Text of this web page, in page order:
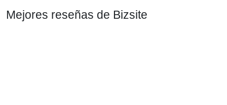
Mejores reseñas de Bizsite